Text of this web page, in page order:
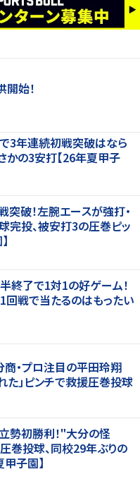
始！
3年連続初戦突破はなら
の3安打【26年夏甲子
破！左腕エースが強打・
完投、被安打3の圧巻ピッ
終了で1対1の好ゲーム！
回戦で当たるのはもったい
商・プロ注目の平田玲翔
た」ピンチで救援圧巻投球
勢初勝利！"大分の怪
巻投球、同校29年ぶりの
子園】